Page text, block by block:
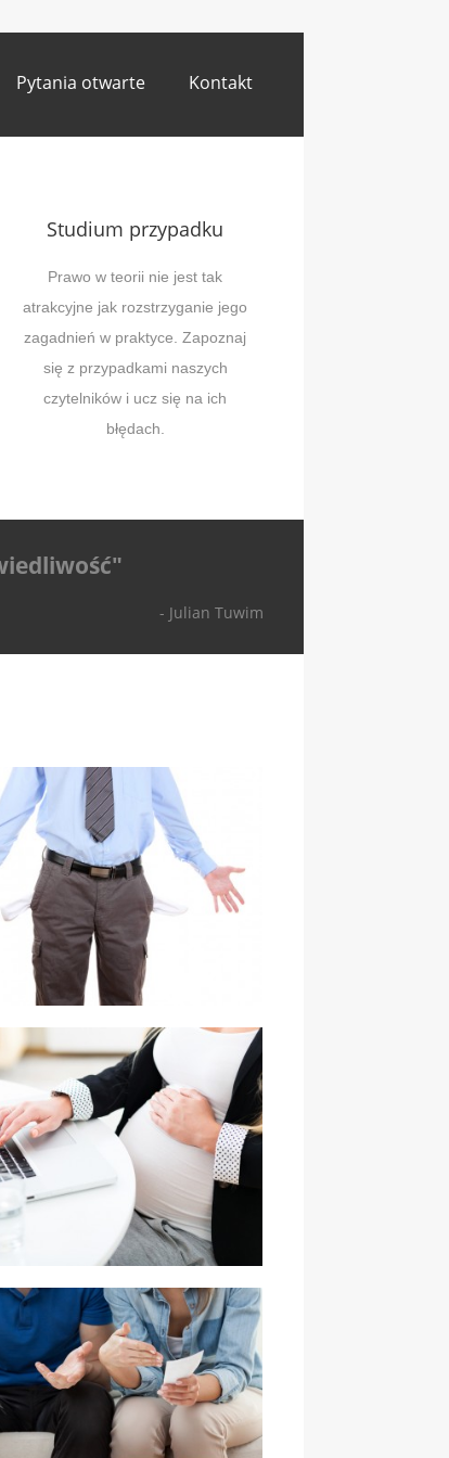
Pytania otwarte Kontakt
Studium przypadku
Prawo w teorii nie jest tak
atrakcyjne jak rozstrzyganie jego
zagadnień w praktyce. Zapoznaj
się z przypadkami naszych
czytelników i ucz się na ich
błędach.
- Julian Tuwim
konsumencka
pracownicze kobiet w ciąży